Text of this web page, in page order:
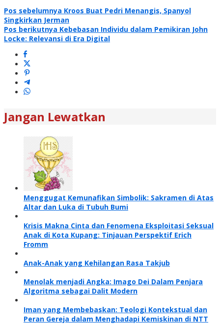
Navigasi
pos
Pos sebelumnya Kroos Buat Pedri Menangis, Spanyol
Singkirkan Jerman
Pos berikutnya Kebebasan Individu dalam Pemikiran John
Locke: Relevansi di Era Digital
Jangan Lewatkan
Menggugat Kemunafikan Simbolik: Sakramen di Atas
Altar dan Luka di Tubuh Bumi
Krisis Makna Cinta dan Fenomena Eksploitasi Seksual
Anak di Kota Kupang: Tinjauan Perspektif Erich
Fromm
Anak-Anak yang Kehilangan Rasa Takjub
Menolak menjadi Angka: Imago Dei Dalam Penjara
Algoritma sebagai Dalit Modern
Iman yang Membebaskan: Teologi Kontekstual dan
Peran Gereja dalam Menghadapi Kemiskinan di NTT